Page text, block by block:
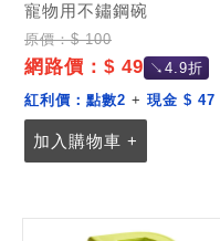
寵物用不鏽鋼碗
原價：$ 100
網路價：$ 49 ↘4.9折
紅利價： 點數2 + 現金 $ 47
加入購物車 +